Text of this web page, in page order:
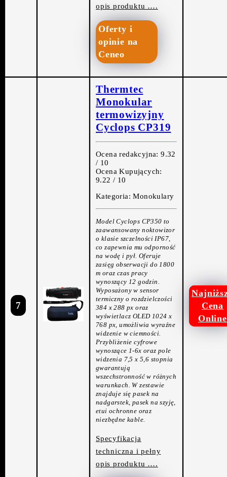
opis produktu ….
Oferty i
opinie na
Ceneo
7
Thermtec
Monokular
termowizyjny
Cyclops CP319
Ocena redakcyjna: 9.32
/ 10
Ocena Kupujących:
9.22 / 10
Kategoria: Monokulary
Model Cyclops CP350 to
zaawansowany noktowizor
o klasie szczelności IP67,
co zapewnia mu odporność
na wodę i pył. Oferuje
zasięg obserwacji do 1800
m oraz czas pracy
wynoszący 12 godzin.
Wyposażony w sensor
termiczny o rozdzielczości
384 x 288 px oraz
wyświetlacz OLED 1024 x
768 px, umożliwia wyraźne
widzenie w ciemności.
Przybliżenie cyfrowe
wynoszące 1-6x oraz pole
widzenia 7,5 x 5,6 stopnia
gwarantują
wszechstronność w różnych
warunkach. W zestawie
znajduje się pasek na
nadgarstek, pasek na szyję,
etui ochronne oraz
niezbędne kable.
Specyfikacja
techniczna i pełny
opis produktu ….
Cena
Online